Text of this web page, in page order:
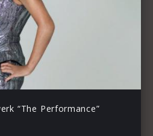
“The Performance”